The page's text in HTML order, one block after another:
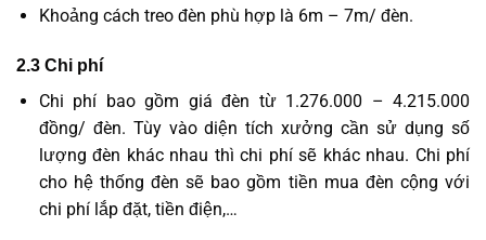
Khoảng cách treo đèn phù hợp là 6m – 7m/ đèn.
2.3 Chi phí
Chi phí bao gồm giá đèn từ 1.276.000 – 4.215.000
đồng/ đèn. Tùy vào diện tích xưởng cần sử dụng số
lượng đèn khác nhau thì chi phí sẽ khác nhau. Chi phí
cho hệ thống đèn sẽ bao gồm tiền mua đèn cộng với
chi phí lắp đặt, tiền điện,…